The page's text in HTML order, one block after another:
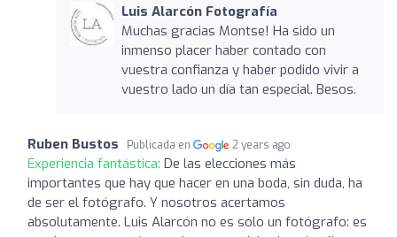
Luis Alarcón Fotografía
Muchas gracias Montse! Ha sido un
inmenso placer haber contado con
vuestra confianza y haber podido vivir a
vuestro lado un día tan especial. Besos.
Ruben Bustos Publicada en 2 years ago
Experiencia fantástica: De las elecciones más
importantes que hay que hacer en una boda, sin duda, ha
de ser el fotógrafo. Y nosotros acertamos
absolutamente. Luis Alarcón no es solo un fotógrafo: es